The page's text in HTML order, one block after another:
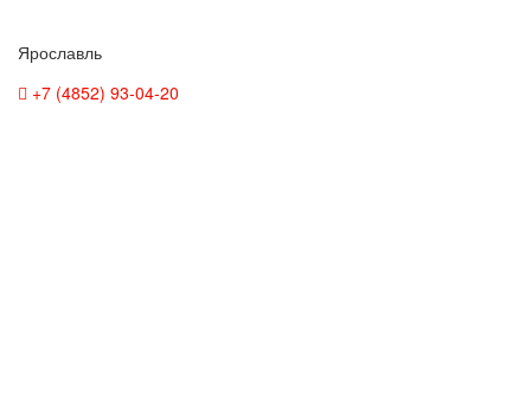
Ярославль
+7 (4852) 93-04-20